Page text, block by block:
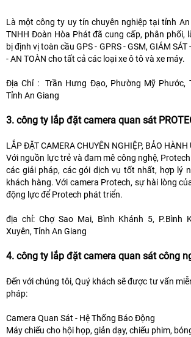
Là một công ty uy tín chuyên nghiệp tại tỉnh
TNHH Đoàn Hòa Phát đã cung cấp, phân phối,
bị định vị toàn cầu GPS - GPRS - GSM, GIÁM SÁT
- AN TOÀN cho tất cả các loại xe ô tô và xe máy.
Địa Chỉ : Trần Hưng Đạo, Phường Mỹ Phước,
Tỉnh An Giang
3. công ty lắp đặt camera quan sát
LẮP ĐẶT CAMERA CHUYÊN NGHIỆP, BẢO HÀNH
Với nguồn lực trẻ và đam mê công nghệ,
các giải pháp, các gói dịch vụ tốt nhất, hợp lý
khách hàng. Với camera Protech, sự hài lòng
động lực để Protech phát triển.
địa chỉ: Chợ Sao Mai, Bình Khánh 5, P.Bình
Xuyên, Tỉnh An Giang
4. công ty lắp đặt camera quan sát công
Đến với chúng tôi, Quý khách sẽ được tư vấn
pháp:
Camera Quan Sát - Hệ Thống Báo Động
Máy chiếu cho hội họp, giản dạy, chiếu phim,